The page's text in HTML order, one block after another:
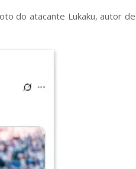
do atacante Lukaku, autor de